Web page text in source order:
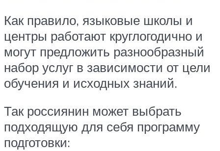
Как правило, языковые школы и
центры работают круглогодично и
могут предложить разнообразный
набор услуг в зависимости от цели
обучения и исходных знаний.
Так россиянин может выбрать
подходящую для себя программу
подготовки: